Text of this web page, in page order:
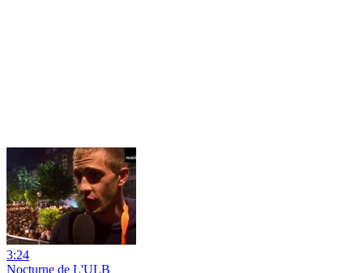
3:24
Nocturne de L'ULB